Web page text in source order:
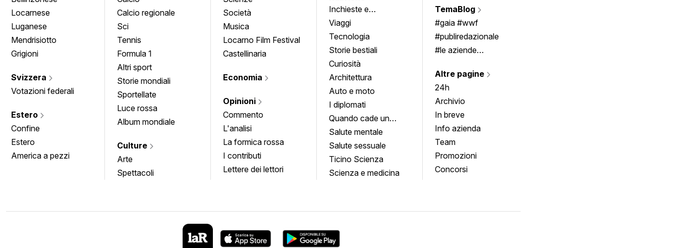
Locarnese
Luganese
Mendrisiotto
Grigioni
Svizzera
Votazioni federali
Estero
Confine
Estero
America a pezzi
Calcio regionale
Sci
Tennis
Formula 1
Altri sport
Storie mondiali
Sportellate
Luce rossa
Album mondiale
Culture
Arte
Spettacoli
Società
Musica
Locarno Film Festival
Castellinaria
Economia
Opinioni
Commento
L'analisi
La formica rossa
I contributi
Lettere dei lettori
Inchieste e
approfondimenti
Viaggi
Tecnologia
Storie bestiali
Curiosità
Architettura
Auto e moto
I diplomati
Quando cade un
quadro
Salute mentale
Salute sessuale
Ticino Scienza
Scienza e medicina
TemaBlog
#gaia #wwf
#publiredazionale
#le aziende
Altre pagine
24h
Archivio
In breve
Info azienda
Team
Promozioni
Concorsi